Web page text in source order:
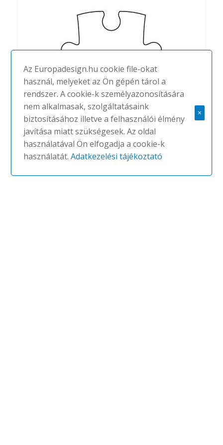
Solo Freedom
#ECOPHON
Az Europadesign.hu cookie file-okat
használ, melyeket az Ön gépén tárol a
rendszer. A cookie-k személyazonosítására
nem alkalmasak, szolgáltatásaink
biztosításához illetve a felhasználói élmény
javítása miatt szükségesek. Az oldal
használatával Ön elfogadja a cookie-k
használatát.Adatkezelési tájékoztató
×